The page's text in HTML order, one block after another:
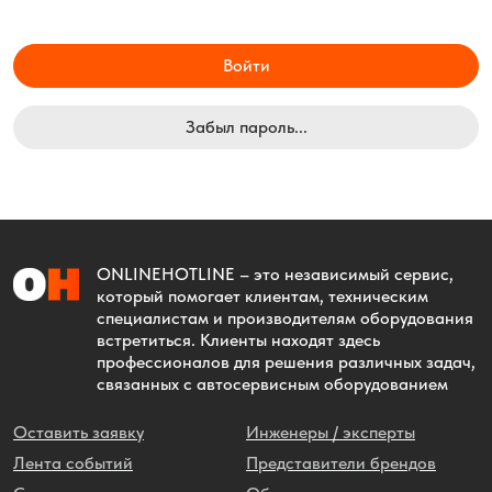
Войти
Забыл пароль...
ONLINEHOTLINE – это независимый сервис,
который помогает клиентам, техническим
специалистам и производителям оборудования
встретиться. Клиенты находят здесь
профессионалов для решения различных задач,
связанных с автосервисным оборудованием
Оставить заявку
Лента событий
Инженеры / эксперты
Представители брендов